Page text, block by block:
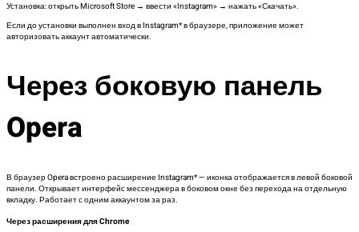
Установка: открыть Microsoft Store → ввести «Instagram» → нажать «Скачать».
Если до установки выполнен вход в Instagram* в браузере, приложение может
авторизовать аккаунт автоматически.
Через боковую панель
Opera
В браузер Opera встроено расширение Instagram* — иконка отображается в левой боковой
панели. Открывает интерфейс мессенджера в боковом окне без перехода на отдельную
вкладку. Работает с одним аккаунтом за раз.
Через расширения для Chrome